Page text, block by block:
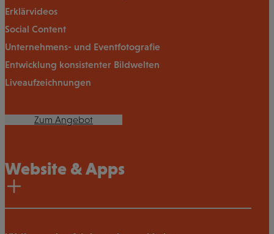
Erklärvideos
Social Content
Unternehmens- und Eventfotografie
Entwicklung konsistenter Bildwelten
Liveaufzeichnungen
Zum Angebot
Website & Apps